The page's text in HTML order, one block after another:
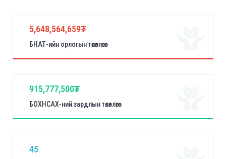
5,648,564,659₮
БНАТ-ийн орлогын төлөвлөгөө
915,777,500₮
БОХНСАХ-ний зардлын төлөвлөгөө
45